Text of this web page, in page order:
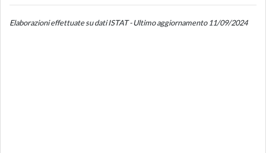
Elaborazioni effettuate su dati ISTAT - Ultimo aggiornamento 11/09/2024